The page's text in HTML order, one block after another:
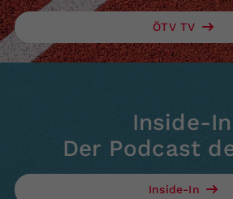
ÖTV TV
Inside-In
Der Podcast
Inside-In